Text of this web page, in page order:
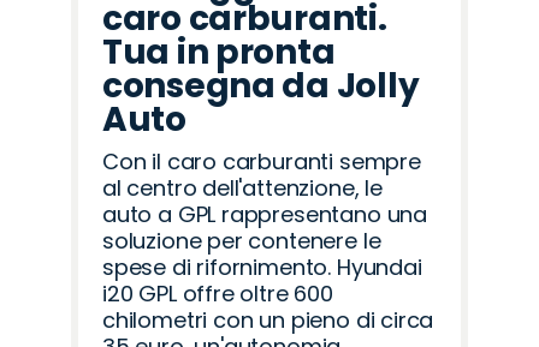
caro carburanti.
Tua in pronta
consegna da Jolly
Auto
Con il caro carburanti sempre
al centro dell'attenzione, le
auto a GPL rappresentano una
soluzione per contenere le
spese di rifornimento. Hyundai
i20 GPL offre oltre 600
chilometri con un pieno di circa